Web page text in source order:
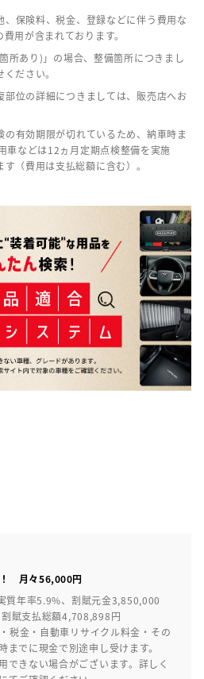
保険料、税金、登録などに伴う費用な
用が含まれております。
所あり)」の場合、整備箇所につきまし
ださい。
位の詳細につきましては、販売店へお
有効期限が切れているため、納車時ま
車などは12ヵ月定期点検整備を実施
（費用は支払総額に含む）。
！ 月々56,000円
質年率5.9%、割賦元金3,850,000
賦支払総額4,708,898円
税金・自動車リサイクル料金・その
までに現金で別途申し受けます。
できない場合がございます。詳しく